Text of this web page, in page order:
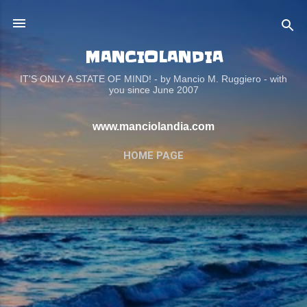
MANCIOLANDIA
IT'S ONLY A STATE OF MIND! - by Mancio M. Ruggiero - with
you since June 2007
www.manciolandia.com
HOME PAGE